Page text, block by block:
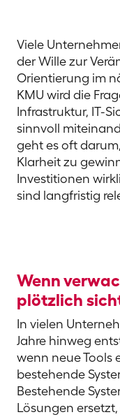
Viele
der Wille zur
Orientierung im
KMU wird die
Infrastruktur, IT-
sinnvoll
geht es oft
Klarheit zu
Investitionen
sind langfristig
Wenn
plötzlich
In vielen
Jahre hinweg
wenn neue Tools
bestehende
Bestehende
Lösungen